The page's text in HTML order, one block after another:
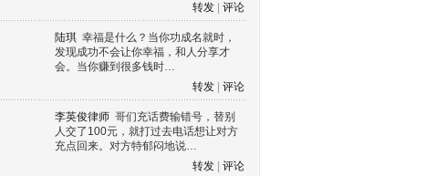
转发
评论
陆琪 幸福是什么？当你功成名就时，
发现成功不会让你幸福，和人分享才
会。当你赚到很多钱时…
转发
评论
李英俊律师 哥们充话费输错号，替别
人交了100元，就打过去电话想让对方
充点回来。对方特郁闷地说…
转发
评论